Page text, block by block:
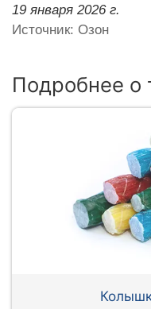
19 января 2026 г.
Источник: Озон
Подробнее о